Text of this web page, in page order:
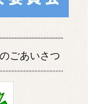
ごあいさつ